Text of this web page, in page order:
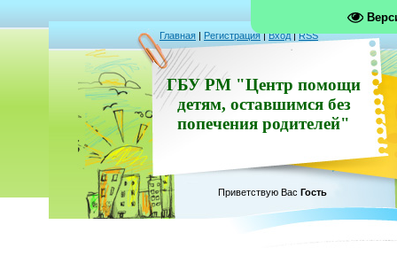
Главная | Регистрация|Вход|RSS
ГБУ РМ "Центр помощи
детям, оставшимся без
попечения родителей"
Приветствую Вас Гость